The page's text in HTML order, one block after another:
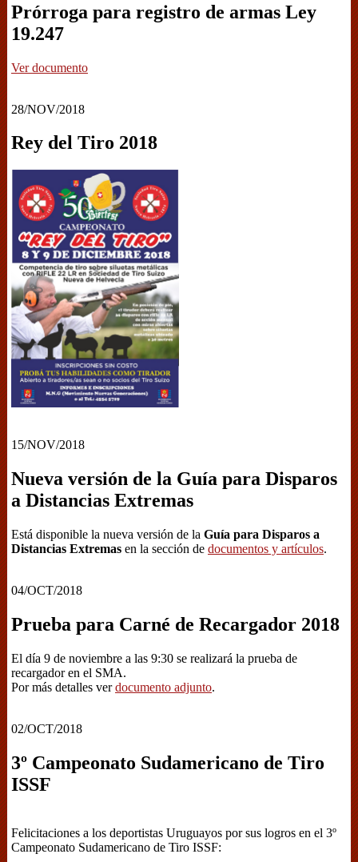
Prórroga para registro de armas Ley
19.247
Ver documento
28/NOV/2018
Rey del Tiro 2018
15/NOV/2018
Nueva versión de la Guía para Disparos
a Distancias Extremas
Está disponible la nueva versión de la Guía para Disparos a
Distancias Extremas en la sección de documentos y artículos.
04/OCT/2018
Prueba para Carné de Recargador 2018
El día 9 de noviembre a las 9:30 se realizará la prueba de
recargador en el SMA.
Por más detalles verdocumento adjunto.
02/OCT/2018
3º Campeonato Sudamericano de Tiro
ISSF
Felicitaciones a los deportistas Uruguayos por sus logros en el 3º
Campeonato Sudamericano de Tiro ISSF: